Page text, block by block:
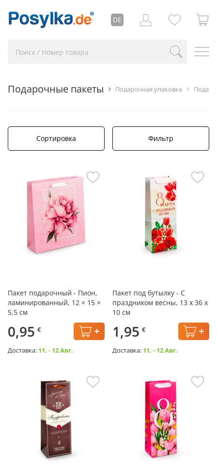
DE
Подарочная упаковка
Подарочные пакеты
Сортировка Фильтр
Пакет подарочный - Пион,
ламинированный, 12 × 15 ×
5,5 см
0,95 €
Доставка: 11. - 12 Авг.
Пакет под бутылку - С
праздником весны, 13 х 36 х
10 см
1,95 €
Доставка: 11. - 12 Авг.